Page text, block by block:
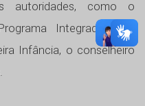
autoridades, como o
Integrado Pela
Infância, o conselheiro